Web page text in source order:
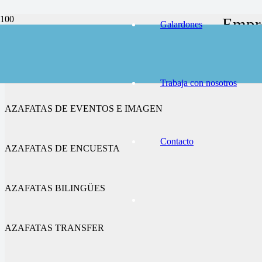
Galardones
Trabaja con nosotros
Contacto
AZAFATAS DE EVENTOS E IMAGEN
AZAFATAS DE ENCUESTA
AZAFATAS BILINGÜES
AZAFATAS TRANSFER